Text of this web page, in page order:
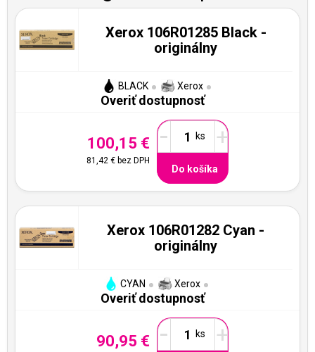
Xerox 106R01285 Black -
originálny
BLACK Xerox
Overiť dostupnosť
100,15 €
81,42 € bez DPH
- +
Do košíka
Xerox 106R01282 Cyan -
originálny
CYAN Xerox
Overiť dostupnosť
90,95 € - +